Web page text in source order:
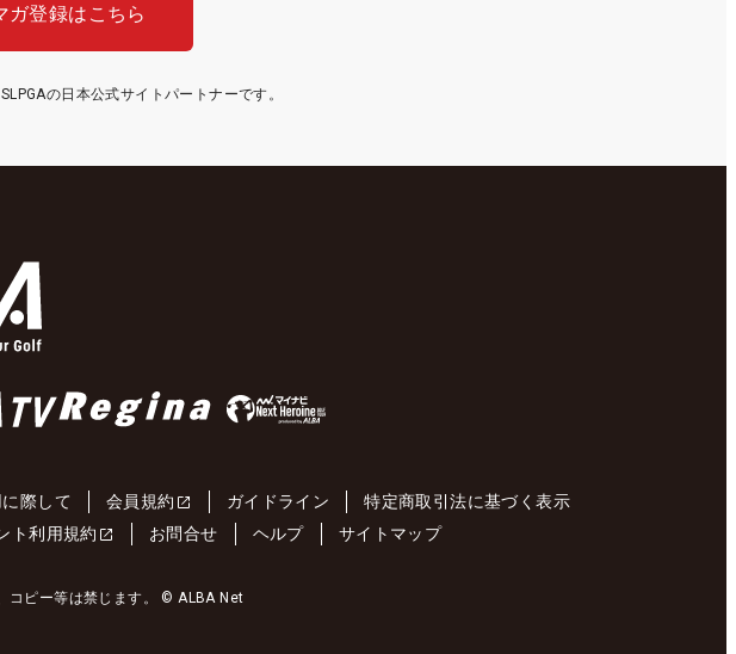
ガ登録はこちら
の日本公式サイトパートナーです。
際して 会員規約 ガイドライン
特定商取引法に基づく表示
ト利用規約 お問合せ ヘルプ サイトマップ
コピー等は禁じます。 © ALBA Net